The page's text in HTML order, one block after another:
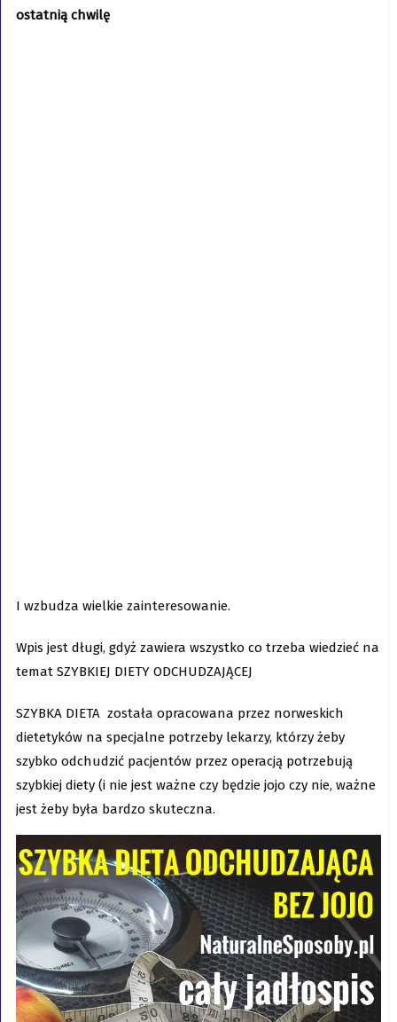
ostatnią chwilę
I wzbudza wielkie zainteresowanie.
Wpis jest długi, gdyż zawiera wszystko co trzeba wiedzieć na
temat SZYBKIEJ DIETY ODCHUDZAJĄCEJ
SZYBKA DIETA została opracowana przez norweskich
dietetyków na specjalne potrzeby lekarzy, którzy żeby
szybko odchudzić pacjentów przez operacją potrzebują
szybkiej diety (i nie jest ważne czy będzie jojo czy nie, ważne
jest żeby była bardzo skuteczna.